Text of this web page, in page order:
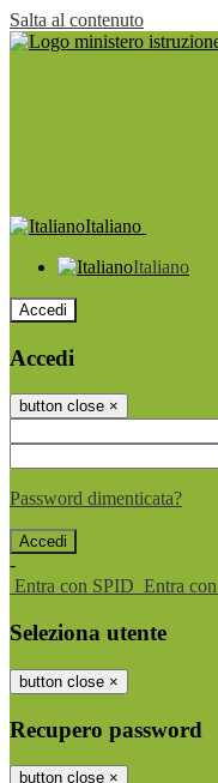
Salta al contenuto
Italiano
Italiano
Accedi
Accedi
button close ×
Password dimenticata?
-
Entra con SPID Entra
Seleziona utente
button close ×
Recupero password
button close ×